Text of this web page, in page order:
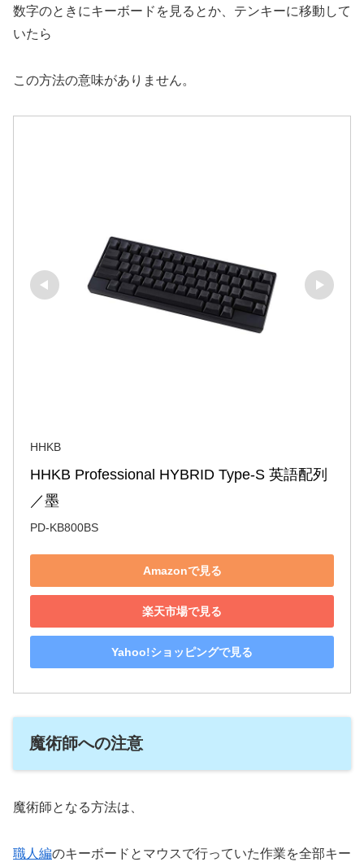
数字のときにキーボードを見るとか、テンキーに移動して
いたら
この方法の意味がありません。
HHKB
HHKB Professional HYBRID Type-S 英語配列
／墨
PD-KB800BS
Amazonで見る
楽天市場で見る
Yahoo!ショッピングで見る
魔術師への注意
魔術師となる方法は、
職人編のキーボードとマウスで行っていた作業を全部キー